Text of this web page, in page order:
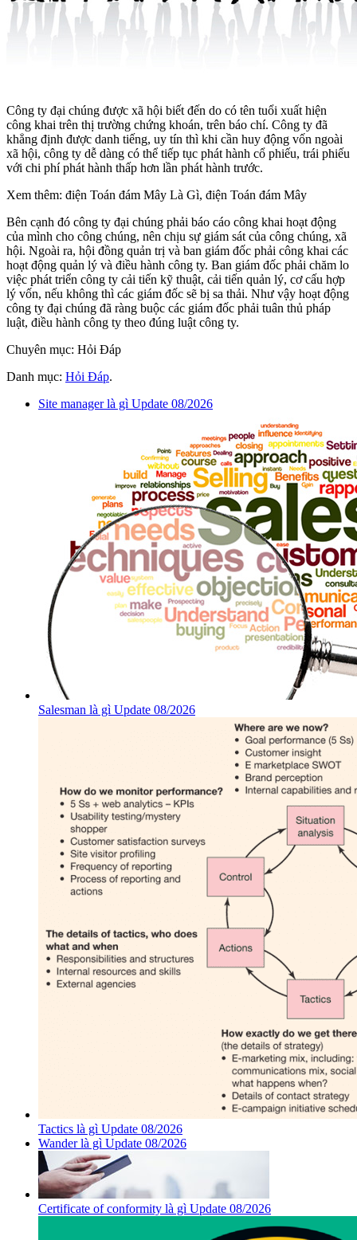
Công ty đại chúng được xã hội biết đến do có tên tuổi xuất hiện
công khai trên thị trường chứng khoán, trên báo chí. Công ty đã
khẳng định được danh tiếng, uy tín thì khi cần huy động vốn ngoài
xã hội, công ty dễ dàng có thể tiếp tục phát hành cổ phiếu, trái phiếu
với chi phí phát hành thấp hơn lần phát hành trước.
Xem thêm: điện Toán đám Mây Là Gì, điện Toán đám Mây
Bên cạnh đó công ty đại chúng phải báo cáo công khai hoạt động
của mình cho công chúng, nên chịu sự giám sát của công chúng, xã
hội. Ngoài ra, hội đồng quản trị và ban giám đốc phải công khai các
hoạt động quản lý và điều hành công ty. Ban giám đốc phải chăm lo
việc phát triển công ty cải tiến kỹ thuật, cải tiến quản lý, cơ cấu hợp
lý vốn, nếu không thì các giám đốc sẽ bị sa thải. Như vậy hoạt động
công ty đại chúng đã ràng buộc các giám đốc phải tuân thủ pháp
luật, điều hành công ty theo đúng luật công ty.
Chuyên mục: Hỏi Đáp
Danh mục: Hỏi Đáp.
Site manager là gì Update 08/2026
Salesman là gì Update 08/2026
Tactics là gì Update 08/2026
Wander là gì Update 08/2026
Certificate of conformity là gì Update 08/2026